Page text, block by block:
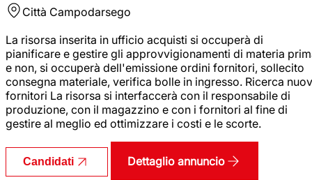
Città Campodarsego
La risorsa inserita in ufficio acquisti si occuperà di
pianificare e gestire gli approvvigionamenti di materia
e non, si occuperà dell'emissione ordini fornitori, sollecito
consegna materiale, verifica bolle in ingresso. Ricerca
fornitori La risorsa si interfaccerà con il responsabile di
produzione, con il magazzino e con i fornitori al fine di
gestire al meglio ed ottimizzare i costi e le scorte.
Candidati Dettaglio annuncio